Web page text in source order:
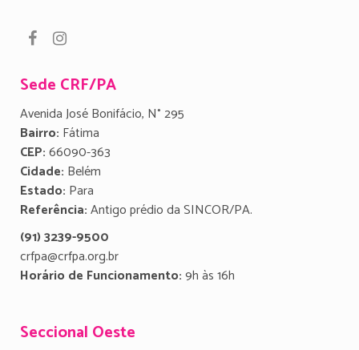
Sede CRF/PA
Avenida José Bonifácio, N° 295
Bairro: Fátima
CEP:66090-363
Cidade: Belém
Estado: Para
Referência:Antigo prédio da SINCOR/PA.
(91) 3239-9500
crfpa@crfpa.org.br
Horário de Funcionamento:9h às 16h
Seccional Oeste